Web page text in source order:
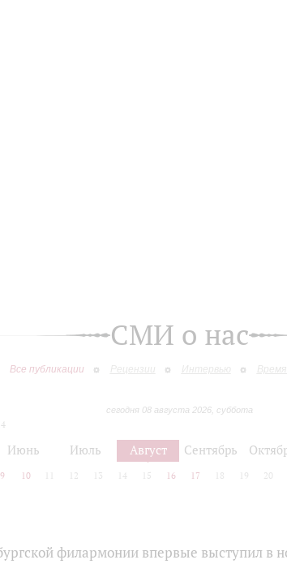
СМИ о нас
Все публикации Рецензии Интервью
сегодня 08 августа 2026, суббота
Июнь Июль Август Сентябрь
9 10 12 13 14 15 16 17 18 19 20
филармонии впервые выступил в